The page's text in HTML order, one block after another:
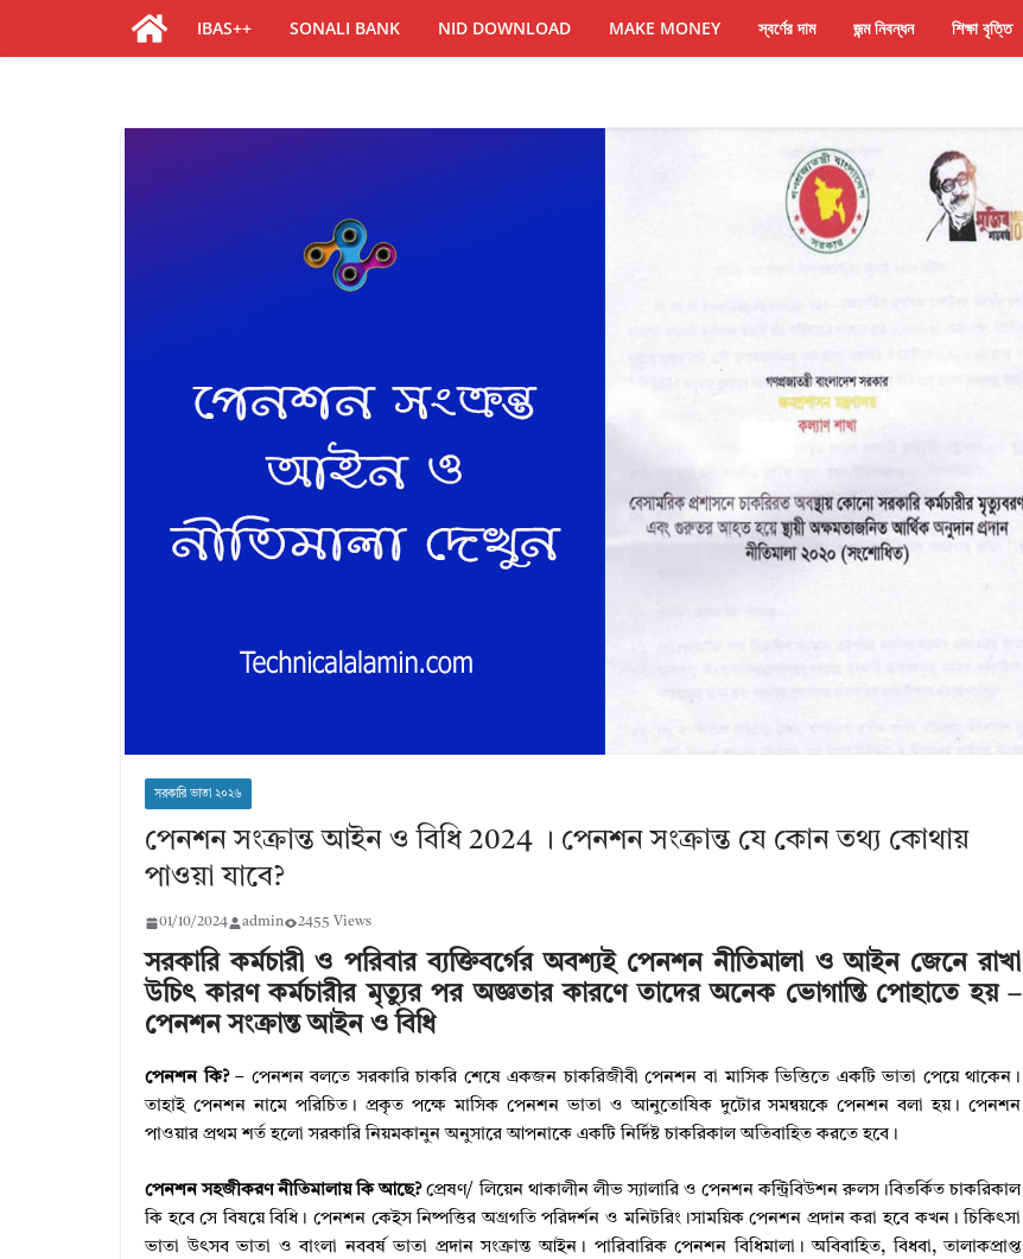
IBAS++ SONALI BANK NID DOWNLOAD MAKE MONEY স্বর্ণের দাম জন্ম নিবন্ধন শিক্ষা বৃত্তি
সরকারি ভাতা ২০২৬
পেনশন সংক্রান্ত আইন ও বিধি 2024 । পেনশন সংক্রান্ত যে কোন তথ্য কোথায়
পাওয়া যাবে?
01/10/2024 admin 2455 Views
সরকারি কর্মচারী ও পরিবার ব্যক্তিবর্গের অবশ্যই পেনশন নীতিমালা ও আইন জেনে রাখা
উচিৎ কারণ কর্মচারীর মৃত্যুর পর অজ্ঞতার কারণে তাদের অনেক ভোগান্তি পোহাতে হয় –
পেনশন সংক্রান্ত আইন ও বিধি
পেনশন কি?– পেনশন বলতে সরকারি চাকরি শেষে একজন চাকরিজীবী পেনশন বা মাসিক ভিত্তিতে একটি ভাতা পেয়ে থাকেন।
তাহাই পেনশন নামে পরিচিত। প্রকৃত পক্ষে মাসিক পেনশন ভাতা ও আনুতোষিক দুটোর সমন্বয়কে পেনশন বলা হয়। পেনশন
পাওয়ার প্রথম শর্ত হলো সরকারি নিয়মকানুন অনুসারে আপনাকে একটি নির্দিষ্ট চাকরিকাল অতিবাহিত করতে হবে।
পেনশন সহজীকরণ নীতিমালায় কি আছে?প্রেষণ/ লিয়েন থাকালীন লীভ স্যালারি ও পেনশন কন্ট্রিবিউশন রুলস।বিতর্কিত চাকরিকাল
কি হবে সে বিষয়ে বিধি। পেনশন কেইস নিষ্পত্তির অগ্রগতি পরিদর্শন ও মনিটরিং।সাময়িক পেনশন প্রদান করা হবে কখন। চিকিৎসা
ভাতা উৎসব ভাতা ও বাংলা নববর্ষ ভাতা প্রদান সংক্রান্ত আইন। পারিবারিক পেনশন বিধিমালা। অবিবাহিত, বিধবা, তালাকপ্রাপ্ত